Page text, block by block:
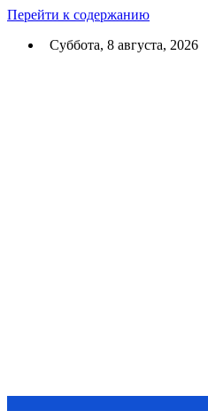
Перейти к содержанию
Суббота, 8 августа, 2026